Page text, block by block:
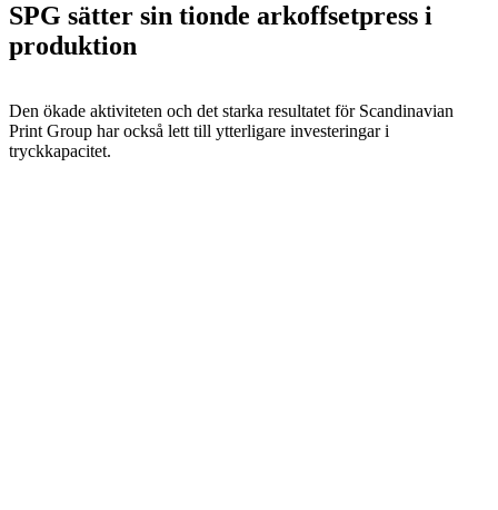
SPG sätter sin tionde arkoffsetpress i
produktion
Den ökade aktiviteten och det starka resultatet för Scandinavian
Print Group har också lett till ytterligare investeringar i
tryckkapacitet.